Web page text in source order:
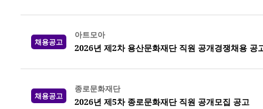
채용공고
아트모아
2026년 제2차 용산문화재단 직원 공개경쟁채용 공
채용공고
종로문화재단
2026년 제5차 종로문화재단 직원 공개모집 공고